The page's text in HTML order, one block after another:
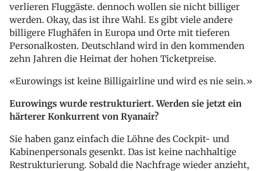
verlieren Fluggäste. dennoch wollen sie nicht billiger
werden. Okay, das ist ihre Wahl. Es gibt viele andere
billigere Flughäfen in Europa und Orte mit tieferen
Personalkosten. Deutschland wird in den kommenden
zehn Jahren die Heimat der hohen Ticketpreise.
Eurowings ist keine Billigairline und wird es nie sein.
Eurowings wurde restrukturiert. Werden sie jetzt ein
härterer Konkurrent von Ryanair?
Sie haben ganz einfach die Löhne des Cockpit- und
Kabinenpersonals gesenkt. Das ist keine nachhaltige
Restrukturierung. Sobald die Nachfrage wieder anzieht,